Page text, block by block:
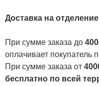
Доставка на
При сумме заказа до
оплачивает
При сумме заказа от
бесплатно по всей